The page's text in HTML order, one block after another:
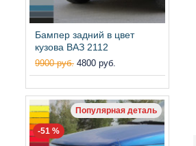
Бампер задний в цвет
кузова ВАЗ 2112
9900 руб. 4800 руб.
Популярная деталь
-51 %